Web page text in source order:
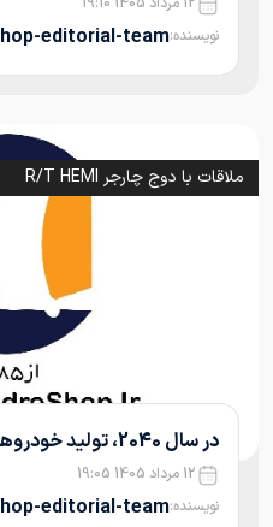
نویسنده:editorial-team
ملاقات با دوج چارجر R/T HEMI
در سال 2040، تولید خودروهای بنزینی تقریباً به...
12 مرداد 1405 19:05
نویسنده:editorial-team